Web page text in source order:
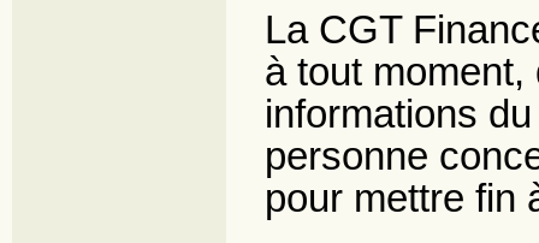
La CGT
à tout moment,
informations
personne
pour mettre fin